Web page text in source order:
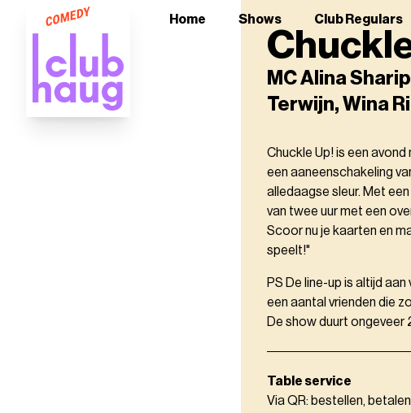
Home Shows Club Regulars
MC Alina
Terwijn, Wina
Chuckle Up! is een
een aaneenschakeling
alledaagse sleur. Met
van twee uur met een
Scoor nu je kaarten en
speelt!"
PS De line-up is altijd
een aantal vrienden die
De show duurt ongeveer
Table service
Via QR: bestellen,